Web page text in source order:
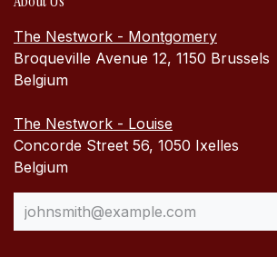
The Nestwork - Montgomery
Broqueville Avenue 12, 1150 Brussels
Belgium
The Nestwork - Louise
Concorde Street 56, 1050 Ixelles
Belgium